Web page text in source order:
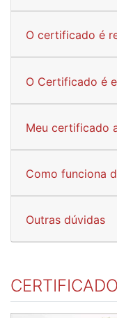
O certificado é
O Certificado é
Meu certificado
Como funciona
Outras dúvidas
CERTIFICADO